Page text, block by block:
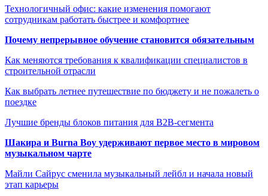
Технологичный офис: какие изменения помогают
сотрудникам работать быстрее и комфортнее
Почему непрерывное обучение становится обязательным
Как меняются требования к квалификации специалистов в
строительной отрасли
Как выбрать летнее путешествие по бюджету и не пожалеть о
поездке
Лучшие бренды блоков питания для B2B-сегмента
Шакира и Burna Boy удерживают первое место в мировом
музыкальном чарте
Майли Сайрус сменила музыкальный лейбл и начала новый
этап карьеры